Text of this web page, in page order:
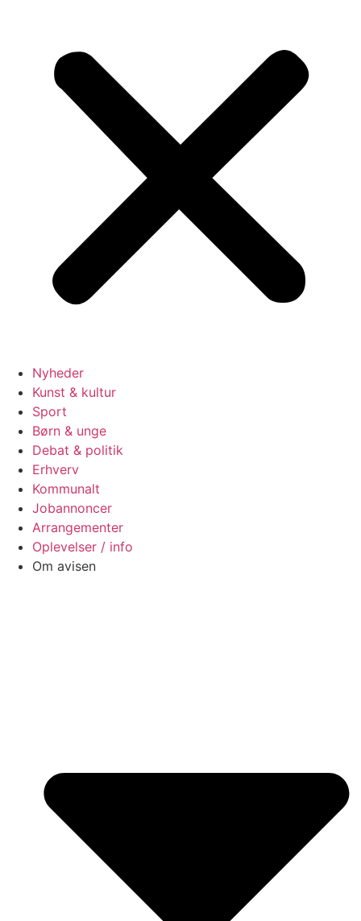
Nyheder
Kunst & kultur
Sport
Børn & unge
Debat & politik
Erhverv
Kommunalt
Jobannoncer
Arrangementer
Oplevelser / info
Om avisen